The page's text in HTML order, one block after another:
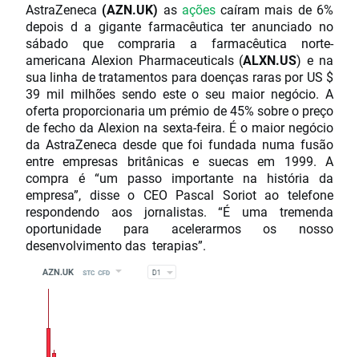
AstraZeneca (AZN.UK) as açõescaíram mais de 6%
depois d a gigante farmacêutica ter anunciado no
sábado que compraria a farmacêutica norte-
americana Alexion Pharmaceuticals (ALXN.US) e na
sua linha de tratamentos para doenças raras por US $
39 mil milhões sendo este o seu maior negócio. A
oferta proporcionaria um prémio de 45% sobre o preço
de fecho da Alexion na sexta-feira. É o maior negócio
da AstraZeneca desde que foi fundada numa fusão
entre empresas britânicas e suecas em 1999. A
compra é “um passo importante na história da
empresa”, disse o CEO Pascal Soriot ao telefone
respondendo aos jornalistas. “É uma tremenda
oportunidade para acelerarmos os nosso
desenvolvimento das terapias”.